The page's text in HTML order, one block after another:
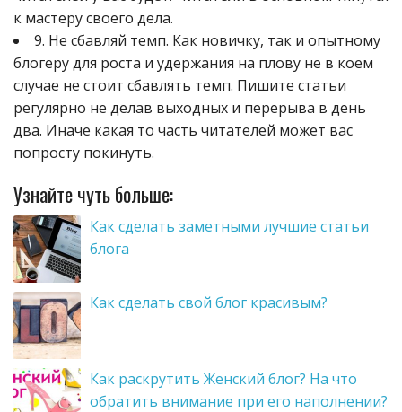
к мастеру своего дела.
9. Не сбавляй темп. Как новичку, так и опытному
блогеру для роста и удержания на плову не в коем
случае не стоит сбавлять темп. Пишите статьи
регулярно не делав выходных и перерыва в день
два. Иначе какая то часть читателей может вас
попросту покинуть.
Узнайте чуть больше:
Как сделать заметными лучшие статьи
блога
Как сделать свой блог красивым?
Как раскрутить Женский блог? На что
обратить внимание при его наполнении?